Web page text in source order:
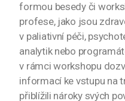
formou besedy či
profese, jako jsou
v paliativní péči,
analytik nebo
v rámci workshopu
informací ke vstupu na
přiblížili nároky svých